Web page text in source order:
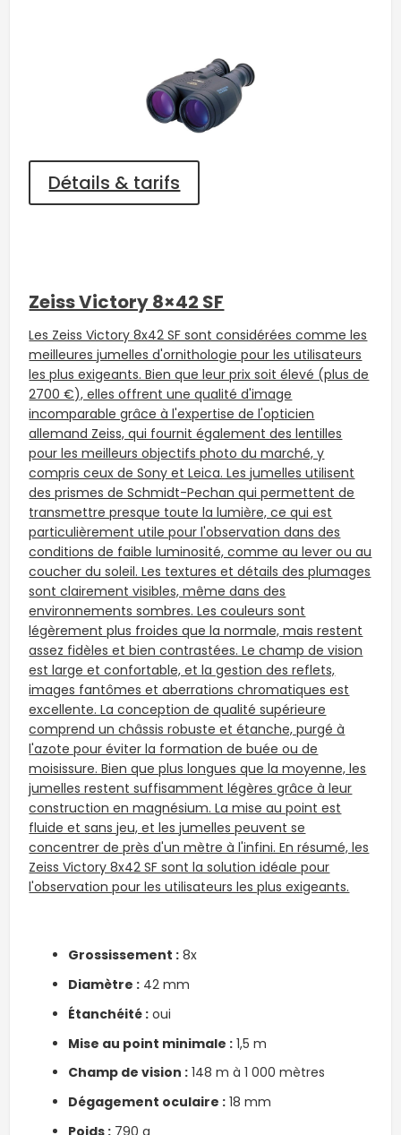
Détails & tarifs
Zeiss Victory 8×42 SF
Les Zeiss Victory 8x42 SF sont considérées comme les
meilleures jumelles d'ornithologie pour les utilisateurs
les plus exigeants. Bien que leur prix soit élevé (plus de
2700 €), elles offrent une qualité d'image
incomparable grâce à l'expertise de l'opticien
allemand Zeiss, qui fournit également des lentilles
pour les meilleurs objectifs photo du marché, y
compris ceux de Sony et Leica. Les jumelles utilisent
des prismes de Schmidt-Pechan qui permettent de
transmettre presque toute la lumière, ce qui est
particulièrement utile pour l'observation dans des
conditions de faible luminosité, comme au lever ou au
coucher du soleil. Les textures et détails des plumages
sont clairement visibles, même dans des
environnements sombres. Les couleurs sont
légèrement plus froides que la normale, mais restent
assez fidèles et bien contrastées. Le champ de vision
est large et confortable, et la gestion des reflets,
images fantômes et aberrations chromatiques est
excellente. La conception de qualité supérieure
comprend un châssis robuste et étanche, purgé à
l'azote pour éviter la formation de buée ou de
moisissure. Bien que plus longues que la moyenne, les
jumelles restent suffisamment légères grâce à leur
construction en magnésium. La mise au point est
fluide et sans jeu, et les jumelles peuvent se
concentrer de près d'un mètre à l'infini. En résumé, les
Zeiss Victory 8x42 SF sont la solution idéale pour
l'observation pour les utilisateurs les plus exigeants.
Grossissement : 8x
Diamètre : 42 mm
Étanchéité : oui
Mise au point minimale : 1,5 m
Champ de vision : 148 m à 1 000 mètres
Dégagement oculaire : 18 mm